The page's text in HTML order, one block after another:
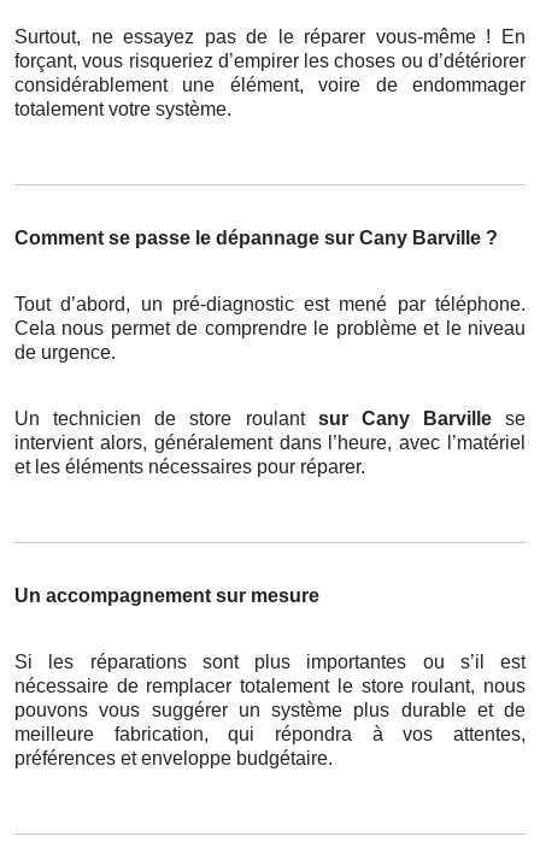
Surtout, ne essayez pas de le réparer vous-même ! En
forçant, vous risqueriez d’empirer les choses ou d’détériorer
considérablement une élément, voire de endommager
totalement votre système.
Comment se passe le dépannage sur Cany Barville ?
Tout d’abord, un pré-diagnostic est mené par téléphone.
Cela nous permet de comprendre le problème et le niveau
de urgence.
Un technicien de store roulant sur Cany Barville se
intervient alors, généralement dans l’heure, avec l’matériel
et les éléments nécessaires pour réparer.
Un accompagnement sur mesure
Si les réparations sont plus importantes ou s’il est
nécessaire de remplacer totalement le store roulant, nous
pouvons vous suggérer un système plus durable et de
meilleure fabrication, qui répondra à vos attentes,
préférences et enveloppe budgétaire.